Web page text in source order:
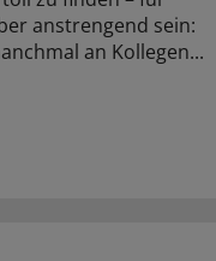
anstrengend sein:
an Kollegen...